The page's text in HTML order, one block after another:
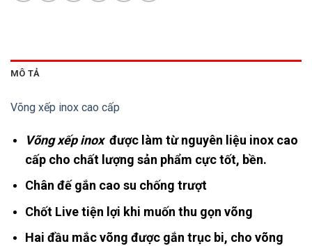
MÔ TẢ
Võng xếp inox cao cấp
Võng xếp inox được làm từ nguyên liệu inox cao
cấp cho chất lượng sản phẩm cực tốt, bền.
Chân đế gắn cao su chống trượt
Chốt Live tiện lợi khi muốn thu gọn võng
Hai đầu mắc võng được gắn trục bi, cho võng